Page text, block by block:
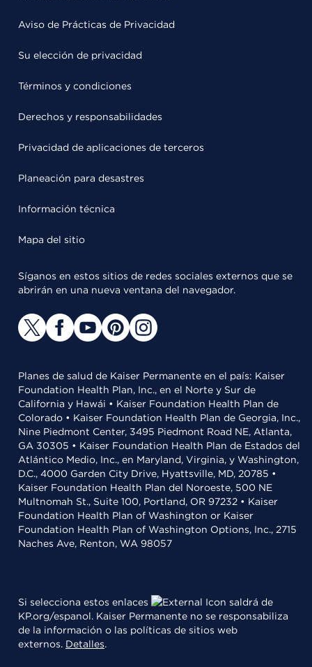
Aviso de Prácticas de Privacidad
Su elección de privacidad
Términos y condiciones
Derechos y responsabilidades
Privacidad de aplicaciones de terceros
Planeación para desastres
Información técnica
Mapa del sitio
Síganos en estos sitios de redes sociales externos que se
abrirán en una nueva ventana del navegador.
Planes de salud de Kaiser Permanente en el país: Kaiser
Foundation Health Plan, Inc., en el Norte y Sur de
California y Hawái • Kaiser Foundation Health Plan de
Colorado • Kaiser Foundation Health Plan de Georgia, Inc.,
Nine Piedmont Center, 3495 Piedmont Road NE, Atlanta,
GA 30305 • Kaiser Foundation Health Plan de Estados del
Atlántico Medio, Inc., en Maryland, Virginia, y Washington,
D.C., 4000 Garden City Drive, Hyattsville, MD, 20785 •
Kaiser Foundation Health Plan del Noroeste, 500 NE
Multnomah St., Suite 100, Portland, OR 97232 • Kaiser
Foundation Health Plan of Washington or Kaiser
Foundation Health Plan of Washington Options, Inc., 2715
Naches Ave, Renton, WA 98057
Si selecciona estos enlaces
saldrá de
KP.org/espanol. Kaiser Permanente no se responsabiliza
de la información o las políticas de sitios web
externos. Detalles.